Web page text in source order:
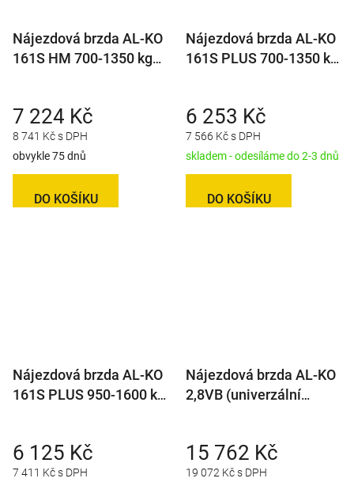
Nájezdová brzda AL-KO
161S HM 700-1350 kg
8 741 Kč s DPH
7 224 Kč
obvykle 75 dnů
DO KOŠÍKU
Nájezdová brzda AL-KO
161S PLUS 700-1350 kg
7 566 Kč s DPH
6 253 Kč
skladem - odesíláme do 2-3 dnů
DO KOŠÍKU
Nájezdová brzda AL-KO
161S PLUS 950-1600 kg
7 411 Kč s DPH
6 125 Kč
Nájezdová brzda AL-KO
2,8VB (univerzální
19 072 Kč s DPH
15 762 Kč